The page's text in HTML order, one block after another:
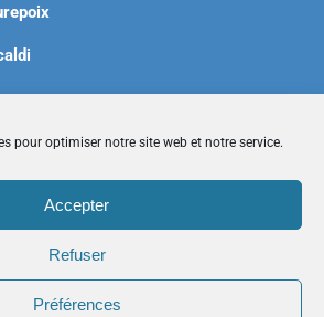
pour optimiser notre site web et notre service.
Accepter
Refuser
Préférences
|Mentions légales|Contactez-nous